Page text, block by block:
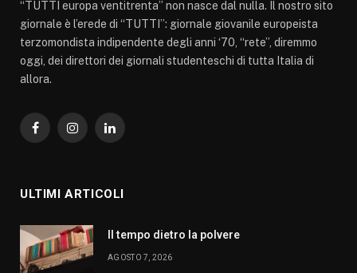
“TUTTI europa ventitrenta” non nasce dal nulla. Il nostro sito
giornale è l’erede di “TUTTI”: giornale giovanile europeista
terzomondista indipendente degli anni ‘70, “rete”, diremmo
oggi, dei direttori dei giornali studenteschi di tutta Italia di
allora.
FacebookInstagramLinkedIn
ULTIMI ARTICOLI
Il tempo dietro la polvere
AGOSTO 7, 2026